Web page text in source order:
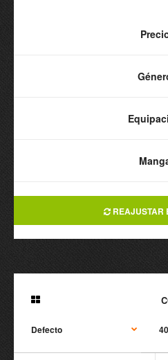
REAJUSTAR